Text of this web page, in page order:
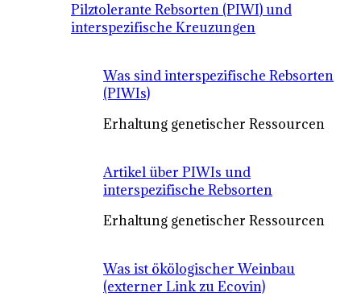
Pilztolerante Rebsorten (PIWI) und
interspezifische Kreuzungen
Was sind interspezifische Rebsorten
(PIWIs)
Erhaltung genetischer Ressourcen
Artikel über PIWIs und
interspezifische Rebsorten
Erhaltung genetischer Ressourcen
Was ist ökölogischer Weinbau
(externer Link zu Ecovin)